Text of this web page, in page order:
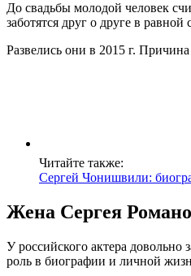
До свадьбы молодой человек
заботятся друг о друге в
Развелись они в 2015 г.
Читайте также:
Сергей Чонишвили:
Жена Сергея
У российского актера
роль в биографии и личной